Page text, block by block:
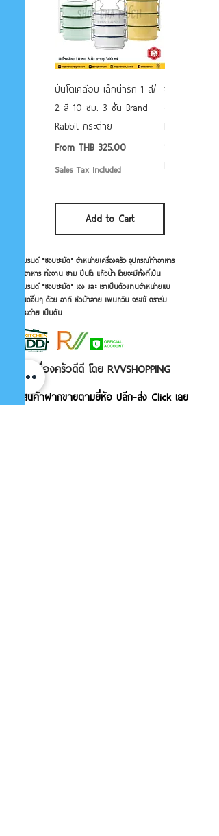
ทางเราจะแจ้งให้ทราบล่วงหน้าแต่ถ้าต้องการ
ข้อมูลเพิ่มเติมกรุณาเยี่ยมชม
ที่shopchamuch@gmail.comหรือสายด่วน
ที่เบอร์089-9969519 นโยบายการเปลี่ยนคืน
สินค้าการจัดส่งสินค้าให้ถูกต้องตามที่ลูกค้า
ต้องการ 7 วันหลังจากได้รับสินค้าพร้อมกับ
การจัดส่งสินค้าให้ตรงกับความต้องการของ
ปิ่นโตเคลือบ เล็กน่ารัก 1 สี/
2 สี 10 ซม. 3 ชั้น Brand
Rabbit กระต่าย
From THB 325.00
Sale Price
Sales Tax Included
Add to Cart
ชามเคลือบ
แบรนด์ "ชอบชะมัด" จำหน่ายเครื่องครัว อุปกรณ์ทำอาหาร
ใส่อาหาร ทั้งจาน ชาม ปิ่นโต แก้วน้ำ โดยจะมีทั้งที่เป็น
แบรนด์ "ชอบชะมัด" เอง และ เราเป็นตัวแทนจำหน่ายแบ
รนด์อื่นๆ ด้วย อาทิ หัวม้าลาย เพนกวิน จระเข้ ตราร่ม
กระต่าย เป็นต้น
เครื่องครัวดีดี โดย RVVSHOPPING
สินค้าฝากขายตามยี่ห้อ ปลีก-ส่ง Click เลย